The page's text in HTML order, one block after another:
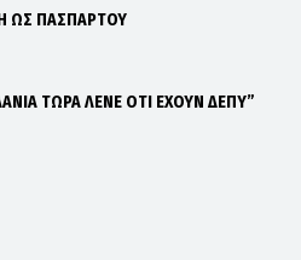
ΩΣ ΠΑΣΠΑΡΤΟΥ
ΤΩΡΑ ΛΕΝΕ ΟΤΙ ΕΧΟΥΝ ΔΕΠΥ”